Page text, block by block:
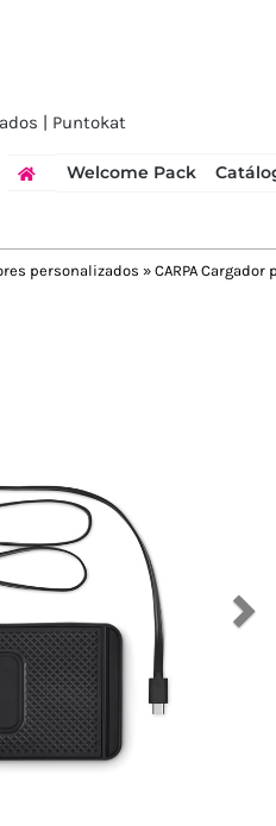
| Puntokat
Welcome Pack
personalizados » CARPA Cargador